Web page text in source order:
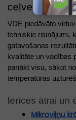
ceļvedis
VDE piedāvāto
tehniskie risinājumi,
gatavošanas
kvalitāte un vadības
panākt visu, sākot
temperatūras
Ierīces ātrai un
Mikroviļņu